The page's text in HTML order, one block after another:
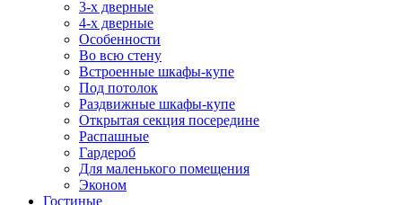
3-х дверные
4-х дверные
Особенности
Во всю стену
Встроенные шкафы-купе
Под потолок
Раздвижные шкафы-купе
Открытая секция посередине
Распашные
Гардероб
Для маленького помещения
Эконом
Гостиные